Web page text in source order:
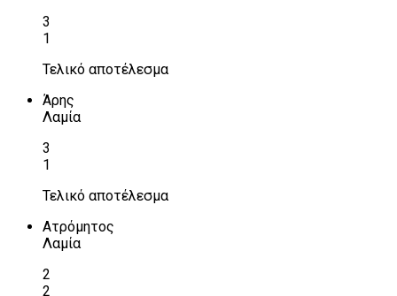
3
1
Τελικό αποτέλεσμα
Άρης
Λαμία
3
1
Τελικό αποτέλεσμα
Ατρόμητος
Λαμία
2
2